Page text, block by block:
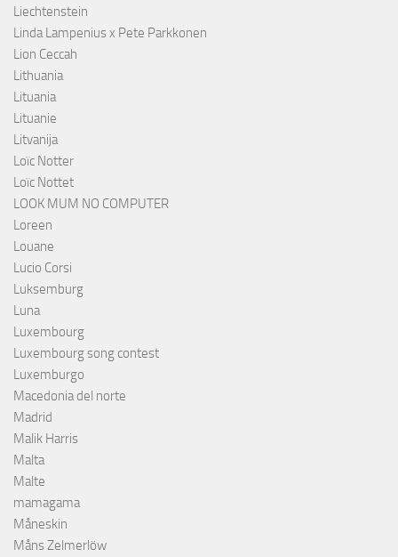
Liechtenstein
Linda Lampenius x Pete Parkkonen
Lion Ceccah
Lithuania
Lituania
Lituanie
Litvanija
Loïc Notter
Loïc Nottet
LOOK MUM NO COMPUTER
Loreen
Louane
Lucio Corsi
Luksemburg
Luna
Luxembourg
Luxembourg song contest
Luxemburgo
Macedonia del norte
Madrid
Malik Harris
Malta
Malte
mamagama
Måneskin
Måns Zelmerlöw